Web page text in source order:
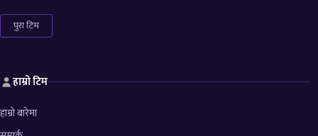
पुरा टिम
हाम्रो टिम
हाम्रो बारेमा